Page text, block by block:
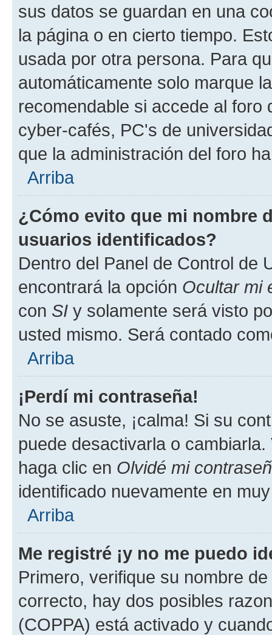
sus datos se guardan en una
la página o en cierto tiempo.
usada por otra persona. Para
automáticamente solo marque
recomendable si accede al foro
cyber-cafés, PC's de
que la administración del foro
Arriba
¿Cómo evito que mi nombre
usuarios identificados?
Dentro del Panel de Control de
encontrará la opción Ocultar mi
con SI y solamente será visto
usted mismo. Será contado
Arriba
¡Perdí mi contraseña!
No se asuste, ¡calma! Si su
puede desactivarla o
haga clic en Olvidé mi
identificado nuevamente en
Arriba
Me registré ¡y no me puedo
Primero, verifique su nombre
correcto, hay dos posibles
(COPPA) está activado y